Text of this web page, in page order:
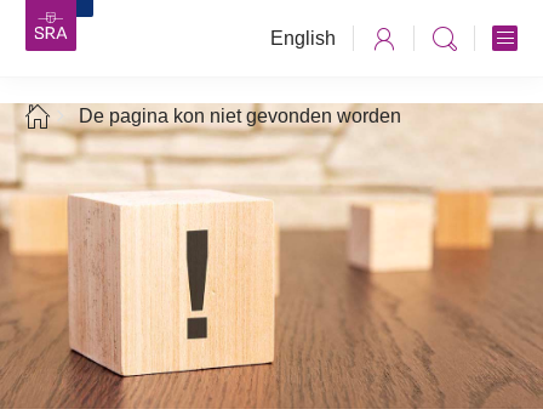
English
De pagina kon niet gevonden worden